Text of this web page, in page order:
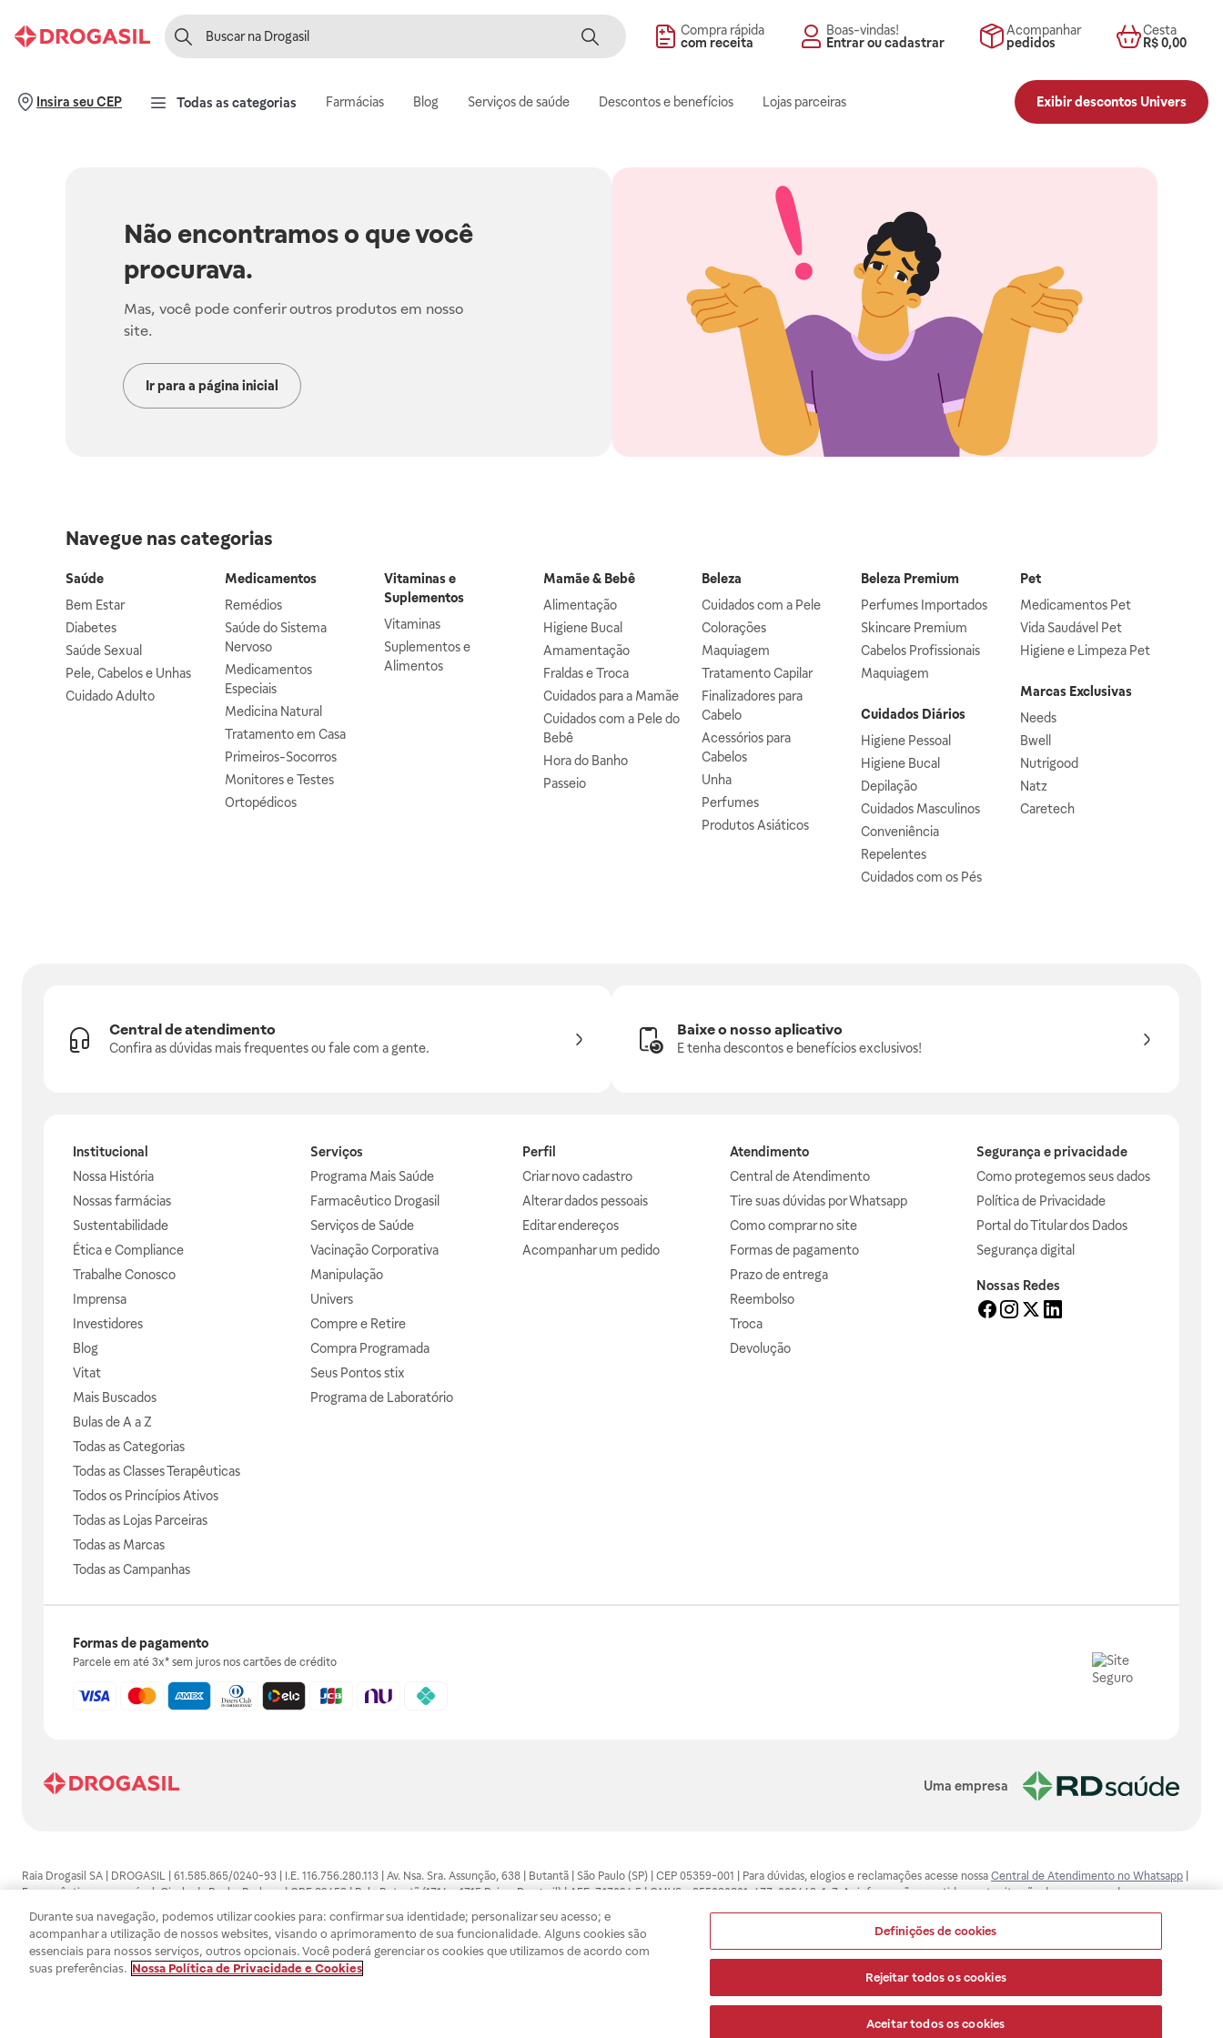
Compra rápida
com receita
Boas-vindas!
Entrar ou cadastrar
Acompanhar
pedidos
Cesta
R$ 0,00
Insira seu CEP Todas as categorias Farmácias Blog Serviços de saúde Descontos e benefícios Lojas parceiras Exibir descontos Univers
Não encontramos o que você
procurava.
Mas, você pode conferir outros produtos em nosso
site.
Ir para a página inicial
Navegue nas categorias
Saúde
Bem Estar
Diabetes
Saúde Sexual
Pele, Cabelos e Unhas
Cuidado Adulto
Medicamentos
Remédios
Saúde do Sistema
Nervoso
Medicamentos
Especiais
Medicina Natural
Tratamento em Casa
Primeiros-Socorros
Monitores e Testes
Ortopédicos
Vitaminas e
Suplementos
Vitaminas
Suplementos e
Alimentos
Mamãe & Bebê
Alimentação
Higiene Bucal
Amamentação
Fraldas e Troca
Cuidados para a Mamãe
Cuidados com a Pele do
Bebê
Hora do Banho
Passeio
Beleza
Cuidados com a Pele
Colorações
Maquiagem
Tratamento Capilar
Finalizadores para
Cabelo
Acessórios para
Cabelos
Unha
Perfumes
Produtos Asiáticos
Beleza Premium
Perfumes Importados
Skincare Premium
Cabelos Profissionais
Maquiagem
Cuidados Diários
Higiene Pessoal
Higiene Bucal
Depilação
Cuidados Masculinos
Conveniência
Repelentes
Cuidados com os Pés
Pet
Medicamentos Pet
Vida Saudável Pet
Higiene e Limpeza Pet
Marcas Exclusivas
Needs
Bwell
Nutrigood
Natz
Caretech
Central de atendimento
Confira as dúvidas mais frequentes ou fale com a gente.
Baixe o nosso aplicativo
E tenha descontos e benefícios exclusivos!
Institucional
Nossa História
Nossas farmácias
Sustentabilidade
Ética e Compliance
Trabalhe Conosco
Imprensa
Investidores
Blog
Vitat
Mais Buscados
Bulas de A a Z
Todas as Categorias
Todas as Classes Terapêuticas
Todos os Princípios Ativos
Todas as Lojas Parceiras
Todas as Marcas
Todas as Campanhas
Serviços
Programa Mais Saúde
Farmacêutico Drogasil
Serviços de Saúde
Vacinação Corporativa
Manipulação
Univers
Compre e Retire
Compra Programada
Seus Pontos stix
Programa de Laboratório
Perfil
Criar novo cadastro
Alterar dados pessoais
Editar endereços
Acompanhar um pedido
Atendimento
Central de Atendimento
Tire suas dúvidas por Whatsapp
Como comprar no site
Formas de pagamento
Prazo de entrega
Reembolso
Troca
Devolução
Segurança e privacidade
Como protegemos seus dados
Política de Privacidade
Portal do Titular dos Dados
Segurança digital
Nossas Redes
Formas de pagamento
Parcele em até 3x* sem juros nos cartões de crédito
Uma empresa
Raia Drogasil SA | DROGASIL | 61.585.865/0240-93 | I.E. 116.756.280.113 | Av. Nsa. Sra. Assunção, 638 | Butantã | São Paulo (SP) | CEP 05359-001 | Para dúvidas, elogios e reclamações acesse nossa Central de Atendimento no Whatsapp
Farmacêutico responsável: Gisele da Penha Barbosa | CRF 89453 | Polo Butantã (1714 e 1715 Raia e Drogasil) | AFE: 7.17094.5 | CMVS - 355030801-477-002443-1-7. As informações contidas neste site não devem ser usadas para
automedicação e não substituem, em hipótese alguma, as orientações dadas pelo profissional da área médica. Somente o médico está apto a diagnosticar qualquer problema de saúde e prescrever o tratamento adequado. Ao
persistirem os sintomas, um médico deverá ser consultado. Os preços e promoções divulgados no site são válidos apenas para compras feitas pela internet. Maiores esclarecimentos, consultar o site: www.anvisa.gov.br. A Raia Drogasil
SA trabalha com as tecnologias mais avançadas de proteção de dados, para que você possa realizar suas compras com tranquilidade. A privacidade e a segurança dos clientes são compromissos da Raia Drogasil SA. Todos os pedidos
efetuados estão sujeitos à confirmação da disponibilidade de produto em nosso estoque.
Durante sua navegação, podemos utilizar cookies para: confirmar sua identidade; personalizar seu acesso; e
acompanhar a utilização de nossos websites, visando o aprimoramento de sua funcionalidade. Alguns cookies são
essenciais para nossos serviços, outros opcionais. Você poderá gerenciar os cookies que utilizamos de acordo com
suas preferências. Nossa Política de Privacidade e Cookies
Definições de cookies
Rejeitar todos os cookies
Aceitar todos os cookies